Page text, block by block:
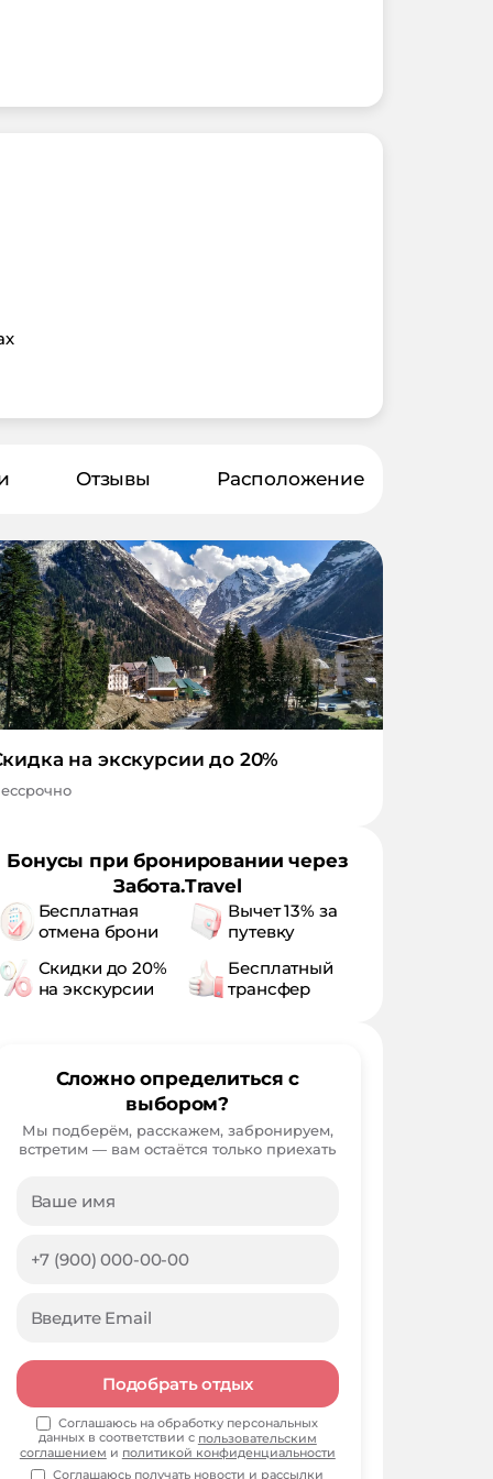
Отзывы Расположение
на экскурсии до 20%
Бонусы при бронировании через
Забота.Travel
Бесплатная
отмена брони
Вычет 13% за
путевку
Скидки до 20%
на экскурсии
Бесплатный
трансфер
Сложно определиться с
выбором?
Мы подберём, расскажем, забронируем,
встретим — вам остаётся только приехать
Подобрать отдых
Соглашаюсь на обработку персональных
данных в соответствии с пользовательским
соглашением и политикой конфиденциальности
Соглашаюсь получать новости и рассылки